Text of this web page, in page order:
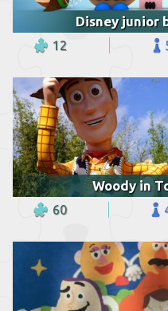
Disney junior
12
Woody in
60